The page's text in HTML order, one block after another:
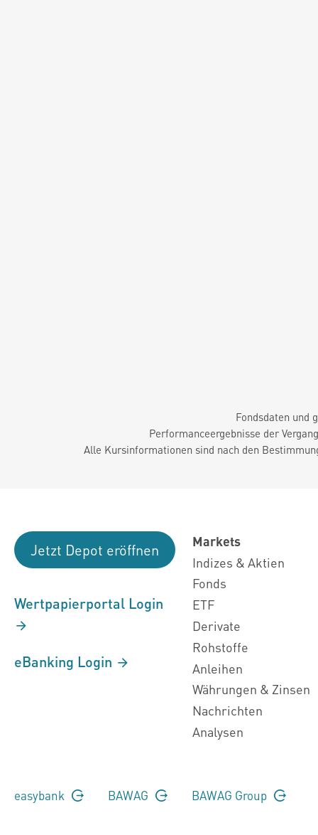
Fondsdaten und
Performanceergebnisse der
Alle Kursinformationen sind nach den
Jetzt Depot eröffnen
Wertpapierportal Login
eBanking Login
Markets
Indizes & Aktien
Fonds
ETF
Derivate
Rohstoffe
Anleihen
Währungen & Zinsen
Nachrichten
Analysen
easybank BAWAG BAWAG Group